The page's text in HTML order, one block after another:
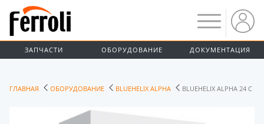
ЗАПЧАСТИ ОБОРУДОВАНИЕ ДОКУМЕНТАЦИЯ
ГЛАВНАЯ ОБОРУДОВАНИЕ BLUEHELIX ALPHA BLUEHELIX ALPHA 24 C